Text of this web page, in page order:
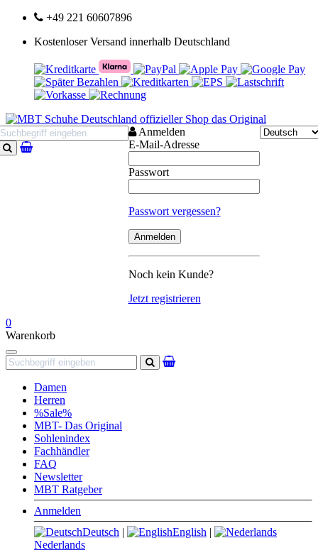
+49 221 60607896
Kostenloser Versand innerhalb Deutschland
Suchen
Anmelden
E-Mail-Adresse
Passwort
Passwort vergessen?
Noch kein Kunde?
Jetzt registrieren
0
Warenkorb
Navigation
Suchen
Damen
Herren
%Sale%
MBT- Das Original
Sohlenindex
Fachhändler
FAQ
Newsletter
MBT Ratgeber
Anmelden
Deutsch | English |
Nederlands